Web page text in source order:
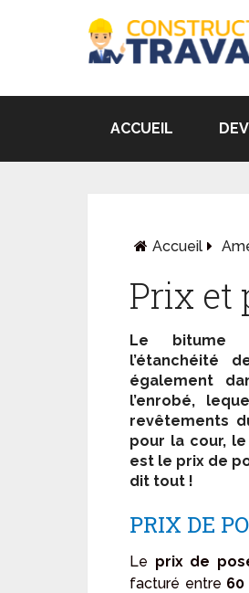
ACCUEIL
Accueil
Prix et
Le bitume
l’étanchéité
également
l’enrobé,
revêtements
pour la cour,
est le prix de
dit tout !
PRIX DE
Le prix de
facturé entre 60